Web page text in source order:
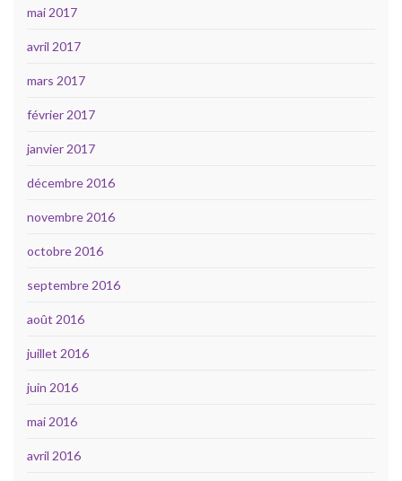
mai 2017
avril 2017
mars 2017
février 2017
janvier 2017
décembre 2016
novembre 2016
octobre 2016
septembre 2016
août 2016
juillet 2016
juin 2016
mai 2016
avril 2016